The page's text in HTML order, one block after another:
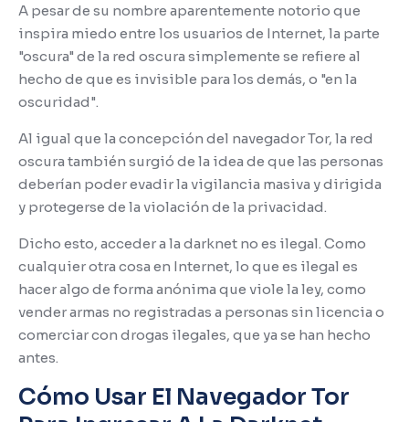
A pesar de su nombre aparentemente notorio que
inspira miedo entre los usuarios de Internet, la parte
"oscura" de la red oscura simplemente se refiere al
hecho de que es invisible para los demás, o "en la
oscuridad".
Al igual que la concepción del navegador Tor, la red
oscura también surgió de la idea de que las personas
deberían poder evadir la vigilancia masiva y dirigida
y protegerse de la violación de la privacidad.
Dicho esto, acceder a la darknet no es ilegal. Como
cualquier otra cosa en Internet, lo que es ilegal es
hacer algo de forma anónima que viole la ley, como
vender armas no registradas a personas sin licencia o
comerciar con drogas ilegales, que ya se han hecho
antes.
Cómo Usar El Navegador Tor